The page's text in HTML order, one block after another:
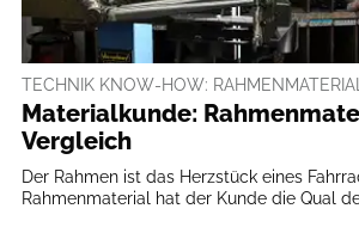
TECHNIK KNOW-HOW: RAHMENMATERIAL
Materialkunde:
Vergleich
Der Rahmen ist das Herzstück eines
Rahmenmaterial hat der Kunde die Qual